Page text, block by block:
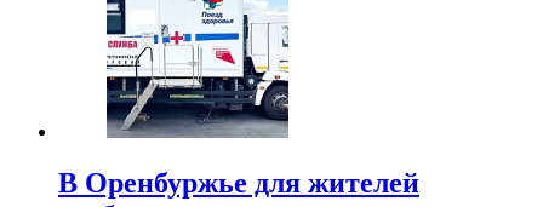
В Оренбуржье для жителей